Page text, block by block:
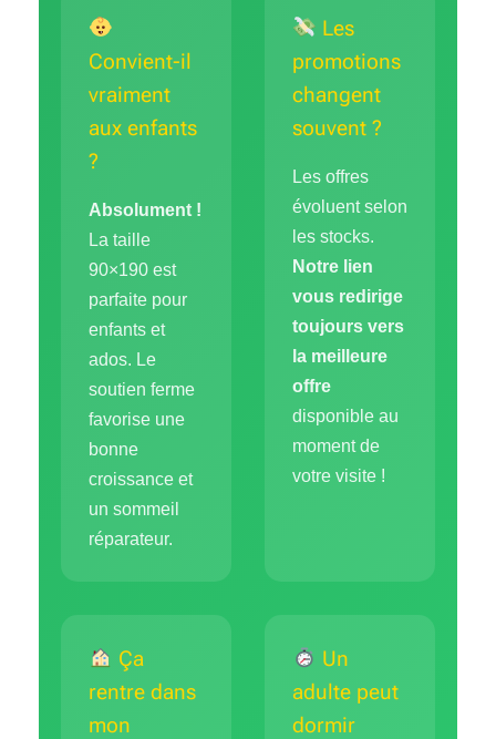
Convient-il
vraiment
aux enfants
?
Absolument !
La taille
90×190 est
parfaite pour
enfants et
ados. Le
soutien ferme
favorise une
bonne
croissance et
un sommeil
réparateur.
Les
promotions
changent
souvent ?
Les offres
évoluent selon
les stocks.
Notre lien
vous redirige
toujours vers
la meilleure
offre
disponible au
moment de
votre visite !
Ça
rentre dans
mon
Un
adulte peut
dormir